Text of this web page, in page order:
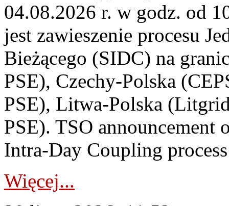
04.08.2026 r. w godz. od
jest zawieszenie procesu
Bieżącego (SIDC) na
PSE), Czechy-Polska
PSE), Litwa-Polska
PSE). TSO announcement
Intra-Day Coupling
Więcej...